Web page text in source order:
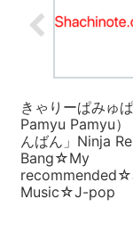
きゃりーぱみゅ
Pamyu Pamyu
んばん」Ninja
Bang☆My
Music☆J-pop